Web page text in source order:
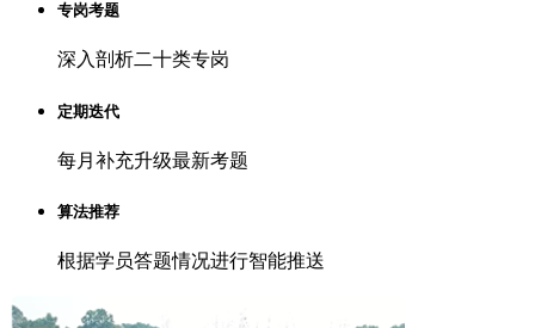
专岗考题
深入剖析二十类专岗
定期迭代
每月补充升级最新考题
算法推荐
根据学员答题情况进行智能推送